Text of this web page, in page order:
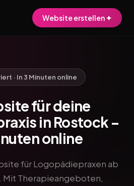
Website erstellen ✦
· In 3 Minuten online
für deine
in Rostock –
online
für Logopädiepraxen ab
Mit Therapieangeboten,